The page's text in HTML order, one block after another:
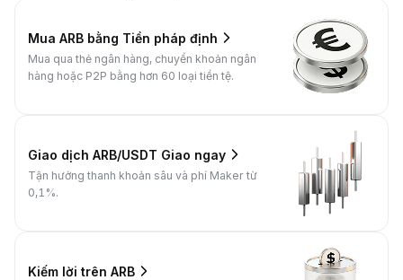
Mua ARB bằng Tiền pháp định
Mua qua thẻ ngân hàng, chuyển khoản ngân
hàng hoặc P2P bằng hơn 60 loại tiền tệ.
Giao dịch ARB/USDT Giao ngay
Tận hưởng thanh khoản sâu và phí Maker từ
0,1%.
Kiếm lời trên ARB